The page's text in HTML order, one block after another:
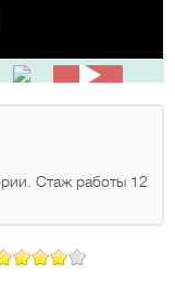
Стаж работы 12